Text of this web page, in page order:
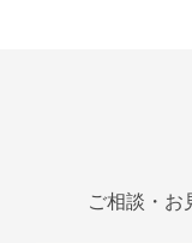
ご相談・お